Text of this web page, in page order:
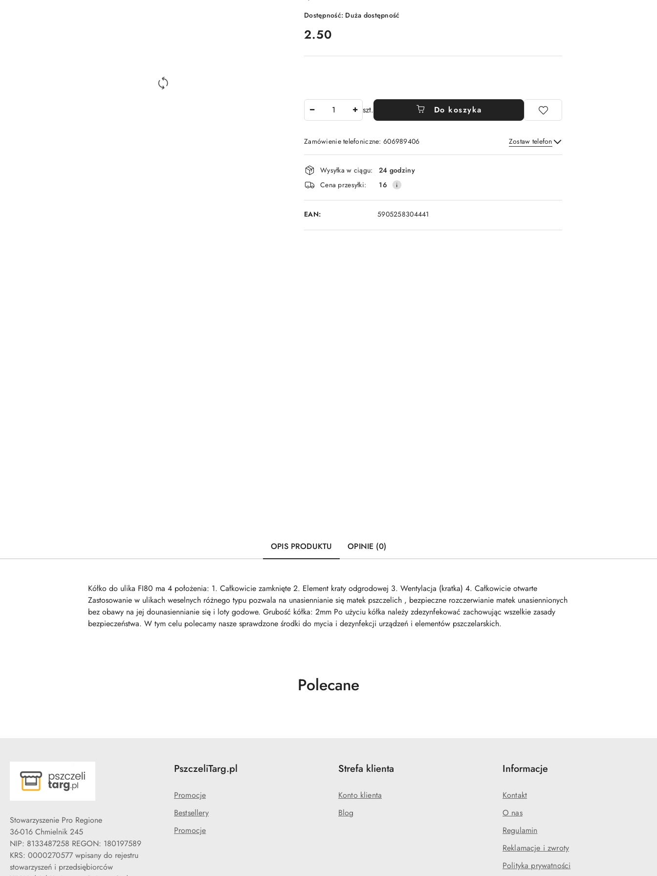
Dostępność: Duża dostępność
cena:
2.50
szt. Do koszyka
Zamówienie telefoniczne: 606989406 Zostaw telefon
Wyślij
Dostępność
i
dostawa
Wysyłka w ciągu:
24 godziny
Cena przesyłki:
16
EAN: 5905258304441
OPIS PRODUKTU OPINIE (0)
Kółko do ulika FI80 ma 4 położenia: 1. Całkowicie zamknięte 2. Element kraty odgrodowej 3. Wentylacja (kratka) 4. Całkowicie otwarte
Zastosowanie w ulikach weselnych różnego typu pozwala na unasiennianie się matek pszczelich , bezpieczne rozczerwianie matek unasiennionych
bez obawy na jej dounasiennianie się i loty godowe. Grubość kółka: 2mm Po użyciu kółka należy zdezynfekować zachowując wszelkie zasady
bezpieczeństwa. W tym celu polecamy nasze sprawdzone środki do mycia i dezynfekcji urządzeń i elementów pszczelarskich.
Produkty
Polecane
Stowarzyszenie Pro Regione
36-016 Chmielnik 245
NIP: 8133487258 REGON: 180197589
KRS: 0000270577 wpisany do rejestru
stowarzyszeń i przedsiębiorców
PszczeliTarg.pl
Promocje
Bestsellery
Promocje
Strefa klienta
Konto klienta
Blog
Informacje
Kontakt
O nas
Regulamin
Reklamacje i zwroty
Polityka prywatności